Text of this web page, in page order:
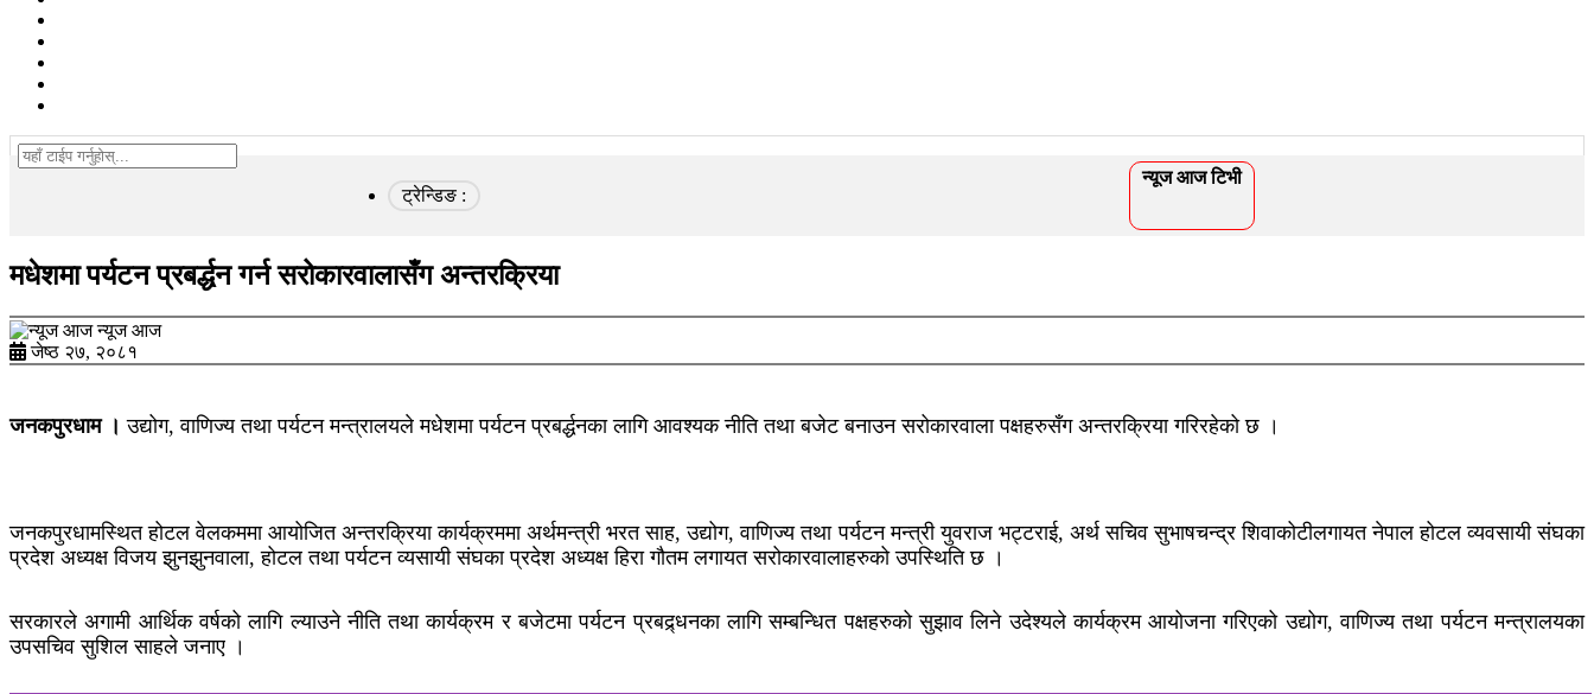
ट्रेन्डिङ :
न्यूज आज टिभी
मधेशमा पर्यटन प्रबर्द्धन गर्न सरोकारवालासँग अन्तरक्रिया
न्यूज आज
जेष्ठ २७, २०८१
जनकपुरधाम । उद्योग, वाणिज्य तथा पर्यटन मन्त्रालयले मधेशमा पर्यटन प्रबर्द्धनका लागि आवश्यक नीति तथा बजेट बनाउन सरोकारवाला पक्षहरुसँग अन्तरक्रिया गरिरहेको छ ।
जनकपुरधामस्थित होटल वेलकममा आयोजित अन्तरक्रिया कार्यक्रममा अर्थमन्त्री भरत साह, उद्योग, वाणिज्य तथा पर्यटन मन्त्री युवराज भट्टराई, अर्थ सचिव सुभाषचन्द्र शिवाकोटीलगायत नेपाल होटल व्यवसायी संघका
प्रदेश अध्यक्ष विजय झुनझुनवाला, होटल तथा पर्यटन व्यसायी संघका प्रदेश अध्यक्ष हिरा गौतम लगायत सरोकारवालाहरुको उपस्थिति छ ।
सरकारले अगामी आर्थिक वर्षको लागि ल्याउने नीति तथा कार्यक्रम र बजेटमा पर्यटन प्रबद्र्धनका लागि सम्बन्धित पक्षहरुको सुझाव लिने उदेश्यले कार्यक्रम आयोजना गरिएको उद्योग, वाणिज्य तथा पर्यटन मन्त्रालयका
उपसचिव सुशिल साहले जनाए ।